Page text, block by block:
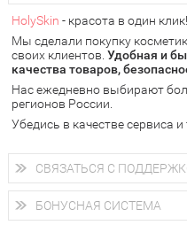
В 20 городах России
следующий день.
у Вас всегда есть
доставку от HolySkin.
подробнее об условиях
через интернет-банк
электронными способами.
HolySkin - красота в один клик!
Мы сделали покупку
своих клиентов. Удобная и
качества товаров,
Нас ежедневно выбирают
регионов России.
Убедись в качестве сервиса и
СВЯЗАТЬСЯ С
+7 (800) 707-24-55
Мы будем рады ответить на
магазина,
БОНУСНАЯ СИСТЕМА